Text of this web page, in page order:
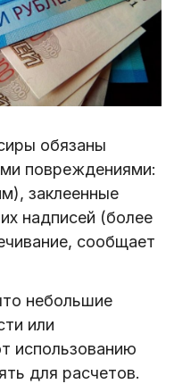
обязаны
повреждениями:
заклеенные
надписей (более
сообщает
небольшие
или
использованию
для расчетов.